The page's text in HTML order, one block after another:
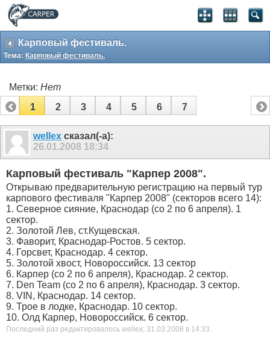
Карповый фестиваль.
Тема: Карповый фестиваль.
Метки: Нет
1
2 3 4 5 6 7
wellex сказал(-а):
26.01.2008 18:34
Карповый фестиваль "Карпер 2008".
Открываю предварительную регистрацию на первый тур
карпового фестиваля "Карпер 2008" (секторов всего 14):
1. Северное сияние, Краснодар (со 2 по 6 апреля). 1
сектор.
2. Золотой Лев, ст.Кущевская.
3. Фаворит, Краснодар-Ростов. 5 сектор.
4. Горсвет, Краснодар. 4 сектор.
5. Золотой хвост, Новороссийск. 13 сектор
6. Карпер (со 2 по 6 апреля), Краснодар. 2 сектор.
7. Den Team (со 2 по 6 апреля), Краснодар. 3 сектор.
8. VIN, Краснодар. 14 сектор.
9. Трое в лодке, Краснодар. 10 сектор.
10. Олд Карпер, Новороссийск. 6 сектор.
Последний раз редактировалось wellex; 31.03.2008 в 14:33.